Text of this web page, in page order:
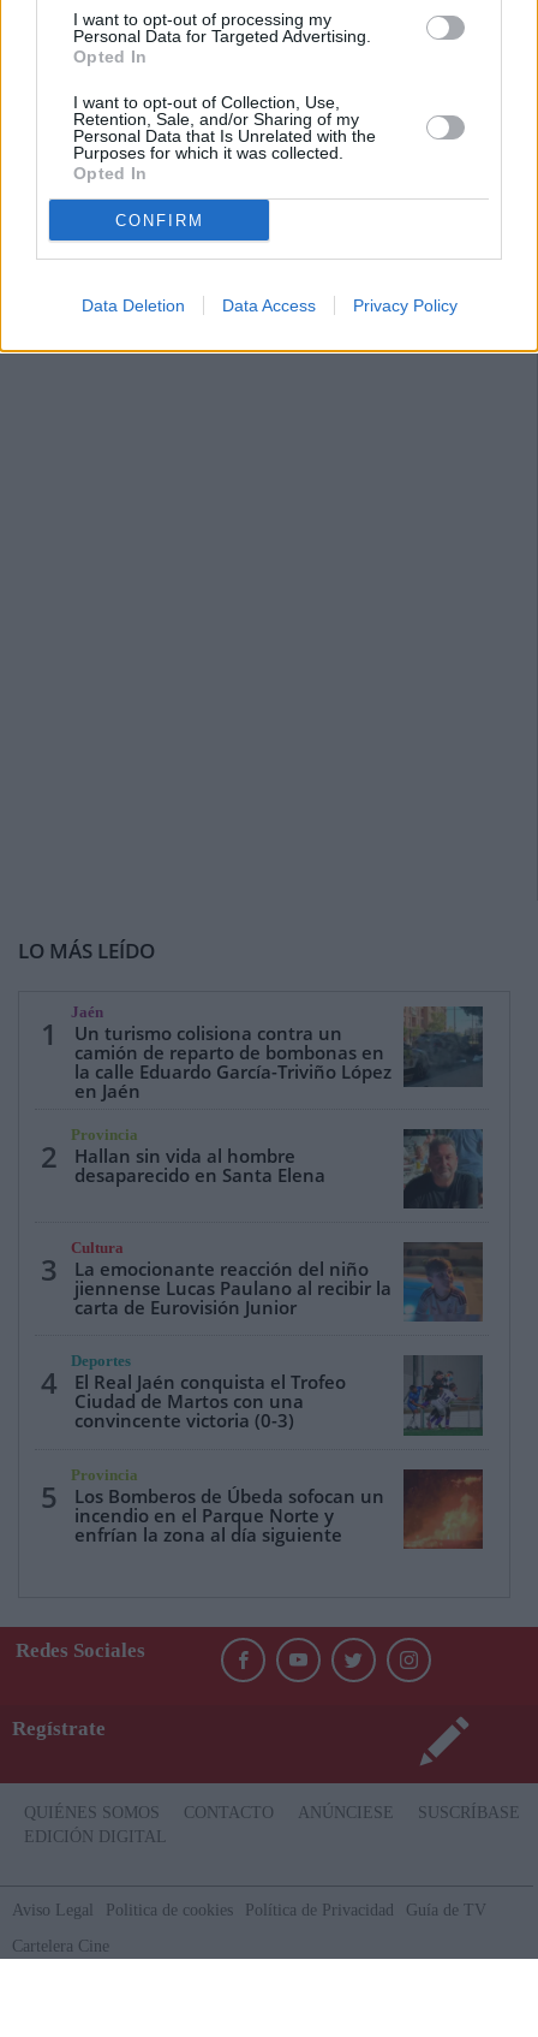
I want to opt-out of processing my
Personal Data for Targeted Advertising.
Opted In
I want to opt-out of Collection, Use,
Retention, Sale, and/or Sharing of my
Personal Data that Is Unrelated with the
Purposes for which it was collected.
Opted In
CONFIRM
Data Deletion Data Access Privacy Policy
LO MÁS LEÍDO
1
Jaén
Un turismo colisiona contra un
camión de reparto de bombonas en
la calle Eduardo García-Triviño López
en Jaén
2
Provincia
Hallan sin vida al hombre
desaparecido en Santa Elena
3
Cultura
La emocionante reacción del niño
jiennense Lucas Paulano al recibir la
carta de Eurovisión Junior
4
Deportes
El Real Jaén conquista el Trofeo
Ciudad de Martos con una
convincente victoria (0-3)
5
Provincia
Los Bomberos de Úbeda sofocan un
incendio en el Parque Norte y
enfrían la zona al día siguiente
Redes Sociales
Regístrate
QUIÉNES SOMOS CONTACTO ANÚNCIESE
SUSCRÍBASE
EDICIÓN DIGITAL
Aviso Legal Politica de cookies Política de Privacidad
Guía de TV
Cartelera Cine